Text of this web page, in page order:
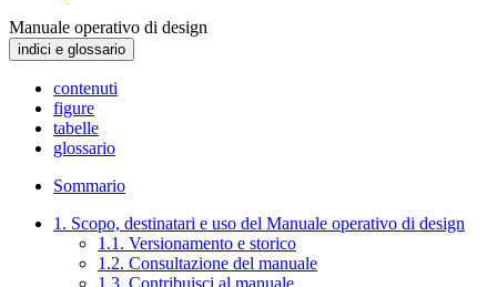
Manuale operativo di design
indici e glossario
contenuti
figure
tabelle
glossario
Sommario
1. Scopo, destinatari e uso del Manuale operativo di design
1.1. Versionamento e storico
1.2. Consultazione del manuale
1.3. Contribuisci al manuale